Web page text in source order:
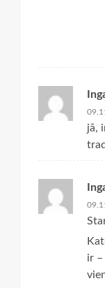
jā,
ir –